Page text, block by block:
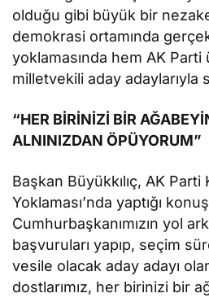
olduğu gibi büyük bir
demokrasi ortamında
yoklamasında hem AK
milletvekili aday adaylarıyla
“HER BİRİNİZİ BİR
ALNINIZDAN ÖPÜYORUM”
Başkan Büyükkılıç, AK
Yoklaması’nda yaptığı
Cumhurbaşkanımızın yol
başvuruları yapıp, seçim
vesile olacak aday adayı
dostlarımız, her birinizi bir